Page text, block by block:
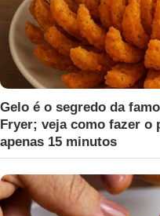
Gelo é o segredo da
Fryer; veja como fazer o
apenas 15 minutos